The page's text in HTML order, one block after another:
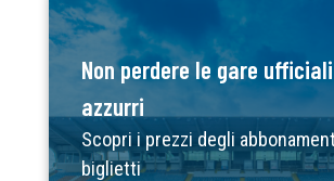
Non perdere le gare
azzurri
Scopri i prezzi degli
biglietti